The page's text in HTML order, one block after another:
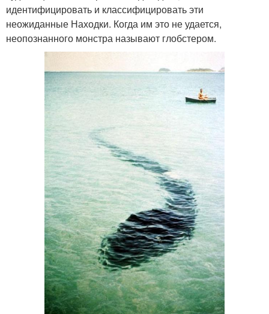
идентифицировать и классифицировать эти
неожиданные Находки. Когда им это не удается,
неопознанного монстра называют глобстером.